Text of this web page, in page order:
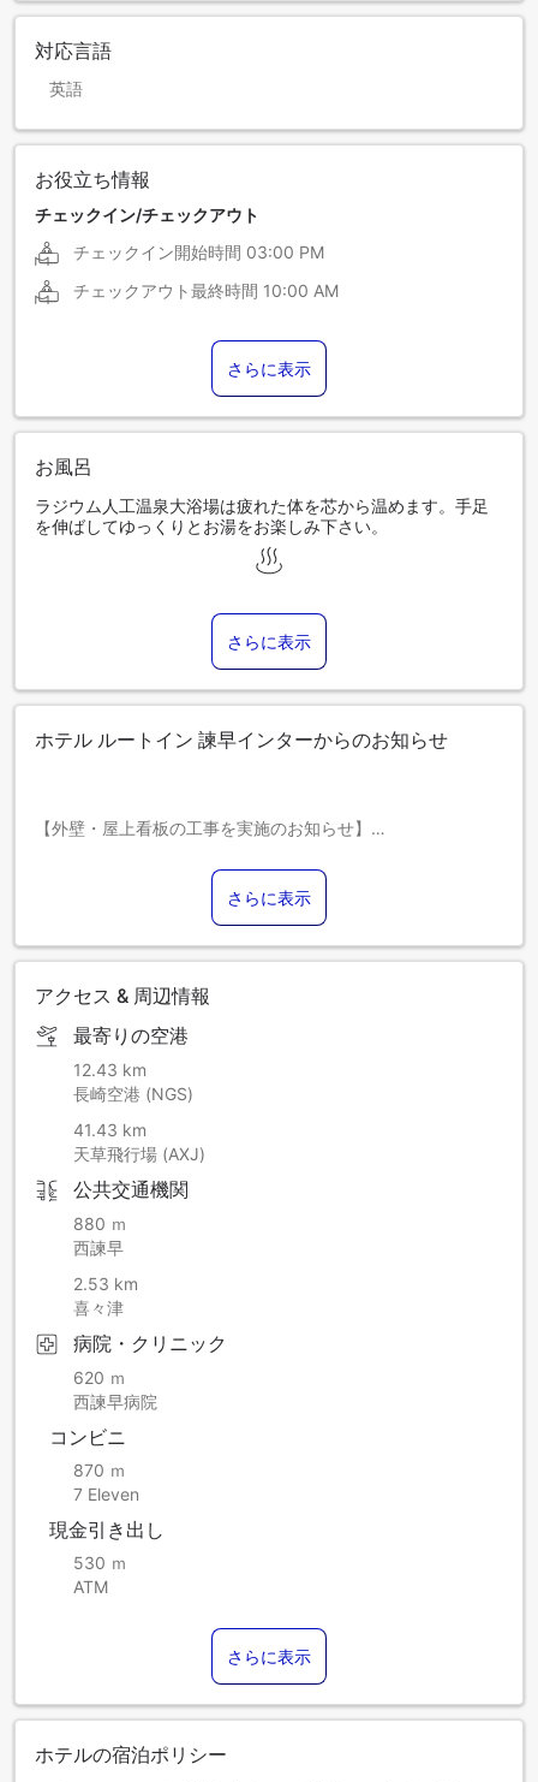
対応言語
英語
お役立ち情報
チェックイン/チェックアウト
チェックイン開始時間 03:00 PM
チェックアウト最終時間 10:00 AM
さらに表示
お風呂
ラジウム人工温泉大浴場は疲れた体を芯から温めます。手足
を伸ばしてゆっくりとお湯をお楽しみ下さい。
さらに表示
ホテル ルートイン 諫早インターからのお知らせ
【外壁・屋上看板の工事を実施のお知らせ】
理解、ご協力を賜りますようお願い申し上げます。
２０２６年６月１５日（月）～２０２６年１２月３１日
（木） 予定
・工事期間中は騒音、振動を伴う場合がございます。
・窓の外で作業員が作業をする場合がございます。
・工事作業時間中はカーテンを閉めてお過ごし下さい。
お願い致します。
・カバー、足場等により眺望が損なわれる場合がございま
す。
・工事に伴い、当ホテル駐車場の駐車可能台数が通常より減
少致します。
さらに表示
アクセス & 周辺情報
最寄りの空港
12.43 km
長崎空港 (NGS)
41.43 km
天草飛行場 (AXJ)
公共交通機関
880 ｍ
西諫早
2.53 km
喜々津
病院・クリニック
620 ｍ
西諫早病院
コンビニ
870 ｍ
7 Eleven
現金引き出し
530 ｍ
ATM
さらに表示
ホテルの宿泊ポリシー